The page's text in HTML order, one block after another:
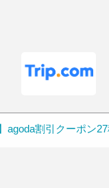
agoda割引クーポン